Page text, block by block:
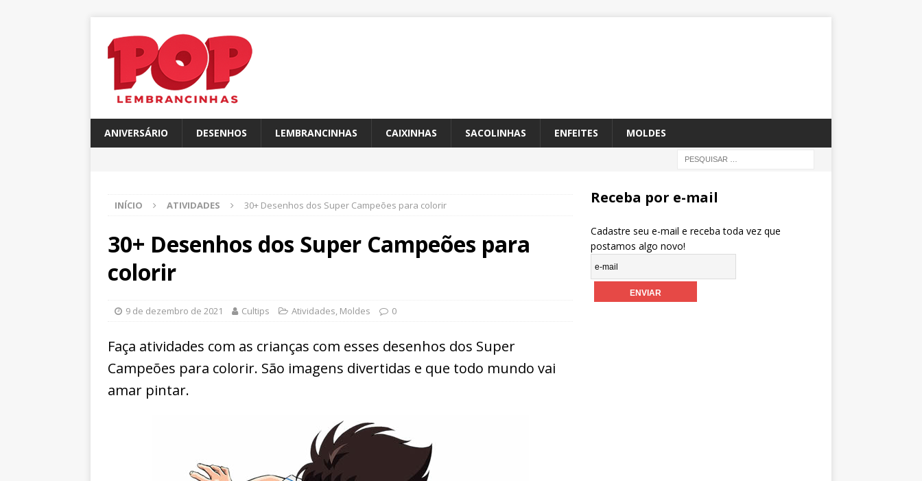
ANIVERSÁRIO DESENHOS LEMBRANCINHAS CAIXINHAS SACOLINHAS ENFEITES MOLDES
INÍCIO ATIVIDADES 30+ Desenhos dos Super Campeões para colorir
30+ Desenhos dos Super Campeões para
colorir
9 de dezembro de 2021 Cultips Atividades, Moldes 0
Faça atividades com as crianças com esses desenhos dos Super
Campeões para colorir. São imagens divertidas e que todo mundo vai
amar pintar.
Receba por e-mail
Cadastre seu e-mail e receba toda vez que
postamos algo novo!